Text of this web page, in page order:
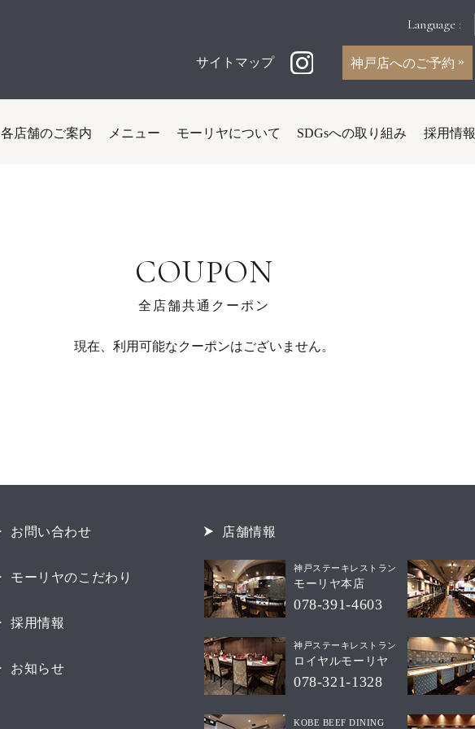
Language :
サイトマップ 神戸店へのご予約
各店舗のご案内 メニュー モーリヤについて SDGsへの取り組み 採用情報
COUPON
全店舗共通クーポン
現在、利用可能なクーポンはございません。
店舗情報
神戸ステーキレストラン
モーリヤ本店
078-391-4603
神戸ステーキレストラン
ロイヤルモーリヤ
078-321-1328
KOBE BEEF DINING
お問い合わせ
モーリヤのこだわり
採用情報
お知らせ